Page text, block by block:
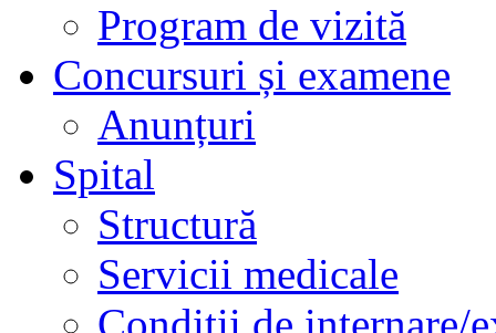
Program de vizită
Concursuri și examene
Anunțuri
Spital
Structură
Servicii medicale